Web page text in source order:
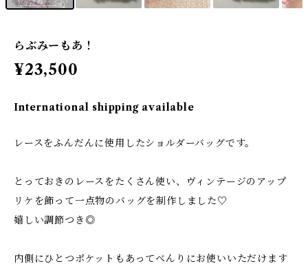
らぶみーもあ！
¥23,500
International shipping available
レースをふんだんに使用したショルダーバッグです。
とっておきのレースをたくさん使い、ヴィンテージのアップ
リケを飾って一点物のバッグを制作しました♡
嬉しい調節つき◎
内側にひとつポケットもあってべんりにお使いいただけます